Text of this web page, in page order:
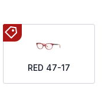
RED 47-17